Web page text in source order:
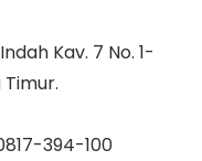
Kav. 7 No. 1-
394-100